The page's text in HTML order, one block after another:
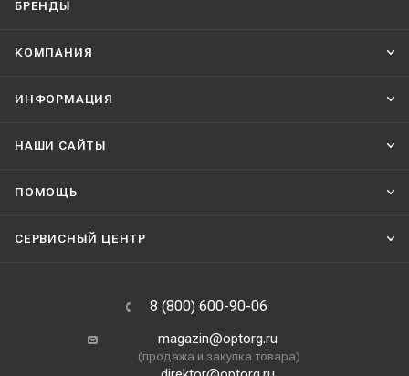
БРЕНДЫ
КОМПАНИЯ
ИНФОРМАЦИЯ
НАШИ CАЙТЫ
ПОМОЩЬ
СЕРВИСНЫЙ ЦЕНТР
8 (800) 600-90-06
magazin@optorg.ru
(продажа и закупка товара)